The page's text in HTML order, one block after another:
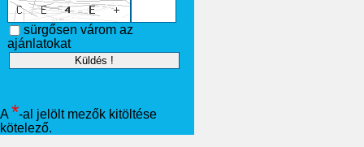
sürgősen várom az
ajánlatokat
A *-al jelölt mezők kitöltése
kötelező.